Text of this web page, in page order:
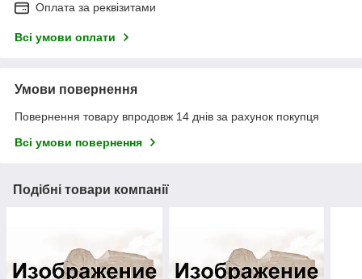
Оплата за реквізитами
Всі умови оплати
Умови повернення
Повернення товару впродовж 14 днів за рахунок покупця
Всі умови повернення
Подібні товари компанії